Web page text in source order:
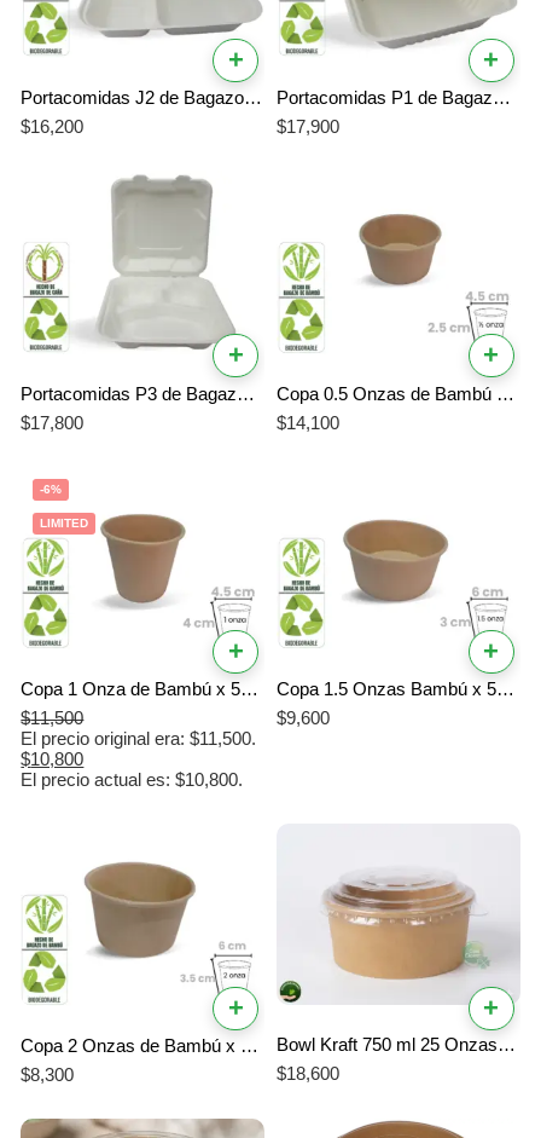
+
Portacomidas J2 de Bagazo de Caña 950 ml x 20 Unidades Biodegradable Compostable
$16,200
+
Portacomidas P1 de Bagazo de Caña 1000 ml x 20 Unidades Biodegradable Compostable
$17,900
+
Portacomidas P3 de Bagazo de Caña 750 ml x 20 Unidades Biodegradable Compostable
$17,800
+
Copa 0.5 Onzas de Bambú x 50 Unidades Biodegradable
$14,100
-6%
LIMITED
+
Copa 1 Onza de Bambú x 50 Unidades Biodegradable
$11,500
El precio original era: $11,500.
$10,800
El precio actual es: $10,800.
+
Copa 1.5 Onzas Bambú x 50 Unidades Biodegradable
$9,600
+
Copa 2 Onzas de Bambú x 50 Unidades Biodegradable
$8,300
+
Bowl Kraft 750 ml 25 Onzas Tapa Pet. Pack x20 | Económico | Domicilio
$18,600